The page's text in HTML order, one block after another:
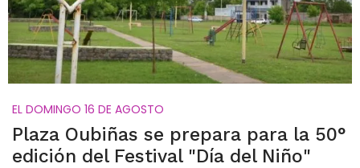
EL DOMINGO 16 DE AGOSTO
Plaza Oubiñas se prepara para la 50°
edición del Festival "Día del Niño"